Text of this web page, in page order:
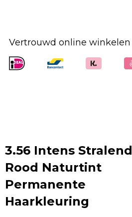
Vertrouwd online winkelen
3.56 Intens Stralend
Rood Naturtint
Permanente
Haarkleuring